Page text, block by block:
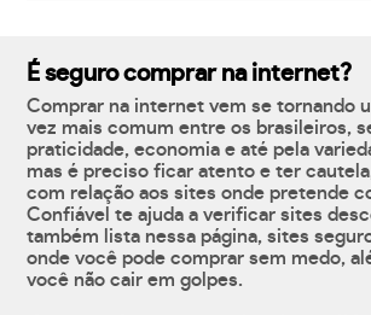
É seguro comprar na internet?
Comprar na internet vem se tornando
vez mais comum entre os brasileiros,
praticidade, economia e até pela
mas é preciso ficar atento e ter
com relação aos sites onde pretende
Confiável te ajuda a verificar sites
também lista nessa página, sites
onde você pode comprar sem medo,
você não cair em golpes.